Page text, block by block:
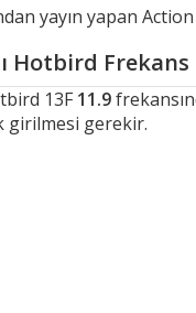
yayın yapan Action
Hotbird Frekans
13F 11.9
girilmesi gerekir.